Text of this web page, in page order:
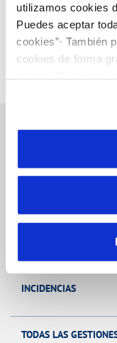
utilizamos cookies
Puedes aceptar
cookies”· También
cookies de forma
son
por tanto no se
más información
Gestiones
FACTURAS, PAGOS Y
MODIFICACIÓN DE
INCIDENCIAS
TODAS LAS